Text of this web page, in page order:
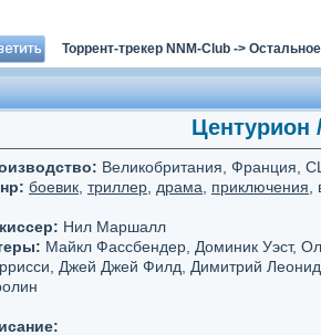
Торрент-трекер NNM-Club -> Остальное
Центурион
Великобритания, Франция,
боевик триллер драма приключения
Нил Маршалл
Майкл Фассбендер, Доминик Уэст,
Джей Джей Филд, Димитрий